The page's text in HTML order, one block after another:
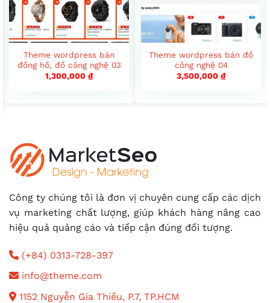
Theme wordpress bán
đồng hồ, đồ công nghệ 03
1,300,000 ₫
Theme wordpress bán đồ
công nghệ 04
3,500,000 ₫
Công ty chúng tôi là đơn vị chuyên cung cấp các dịch
vụ marketing chất lượng, giúp khách hàng nâng cao
hiệu quả quảng cáo và tiếp cận đúng đối tượng.
(+84) 0313-728-397
info@theme.com
1152 Nguyễn Gia Thiều, P.7, TP.HCM